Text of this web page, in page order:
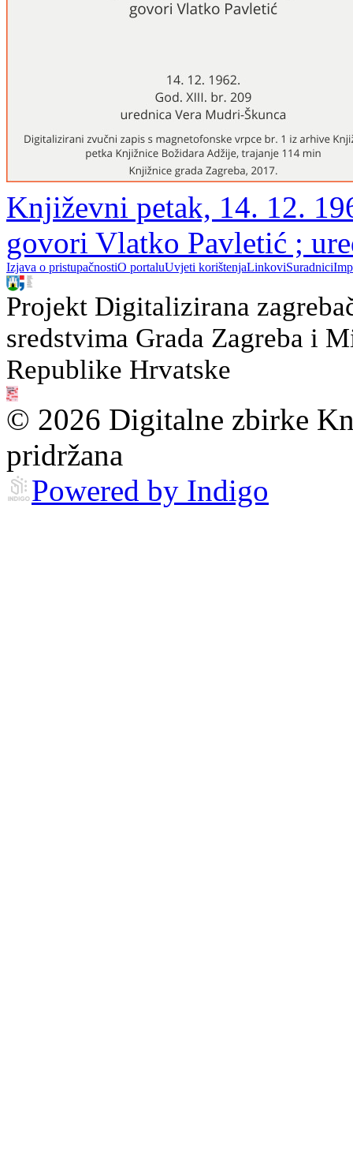
Književni petak, 14. 12.
govori Vlatko Pavletić ;
Izjava o pristupačnostiO portaluUvjeti korištenjaLinkoviSuradnici
Projekt Digitalizirana
sredstvima Grada Zagreba i
Republike Hrvatske
© 2026 Digitalne zbirke
pridržana
Powered by Indigo